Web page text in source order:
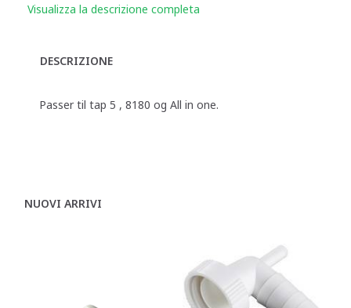
Visualizza la descrizione completa
DESCRIZIONE
Passer til tap 5 , 8180 og All in one.
NUOVI ARRIVI